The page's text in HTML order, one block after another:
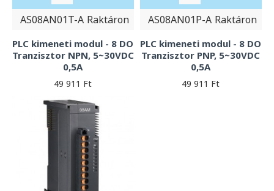
AS08AN01T-A Raktáron
PLC kimeneti modul - 8 DO
Tranzisztor NPN, 5~30VDC
0,5A
49 911 Ft
AS08AN01P-A Raktáron
PLC kimeneti modul - 8 DO
Tranzisztor PNP, 5~30VDC
0,5A
49 911 Ft